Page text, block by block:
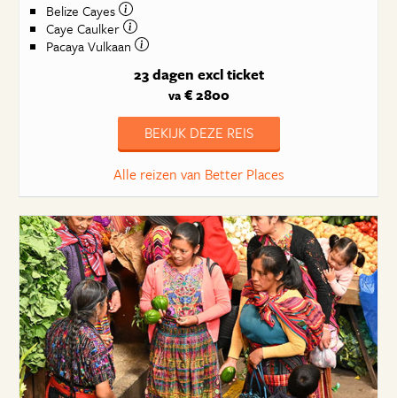
Belize Cayes
Caye Caulker
Pacaya Vulkaan
23 dagen excl ticket
va€ 2800
BEKIJK DEZE REIS
Alle reizen van Better Places